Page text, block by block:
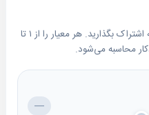
تجربه خود را درباره این تور با دیگران به اشتراک بگذارید. هر معیار را از ۱ تا
—